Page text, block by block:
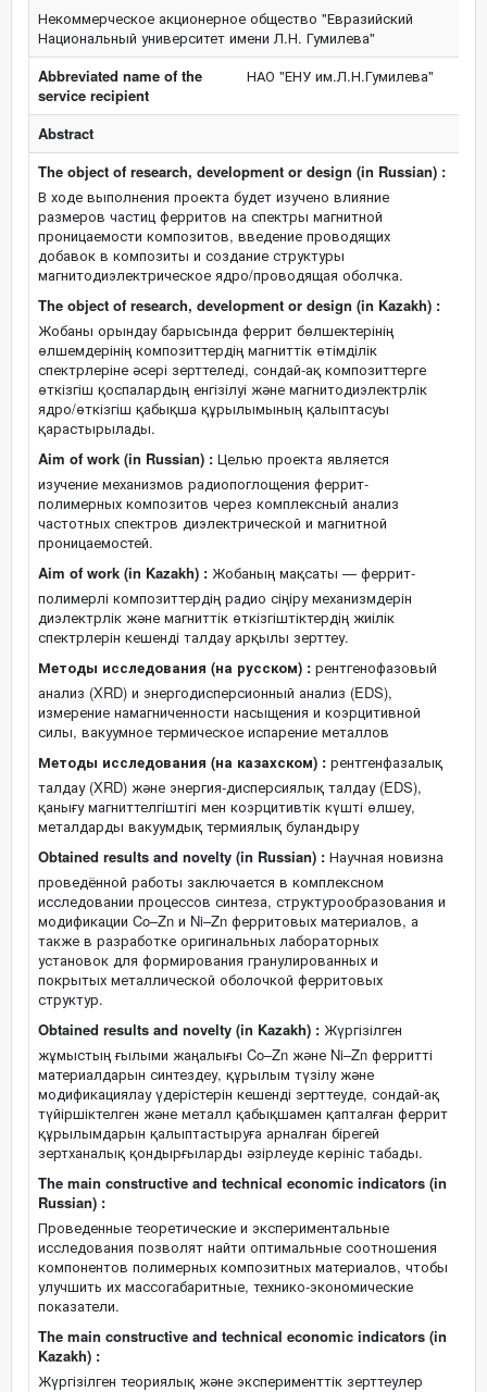
Некоммерческое акционерное общество "Евразийский
Национальный университет имени Л.Н. Гумилева"
Abbreviated name of the
service recipient
НАО "ЕНУ им.Л.Н.Гумилева"
Abstract
The object of research, development or design (in Russian) :
В ходе выполнения проекта будет изучено влияние
размеров частиц ферритов на спектры магнитной
проницаемости композитов, введение проводящих
добавок в композиты и создание структуры
магнитодиэлектрическое ядро/проводящая оболчка.
The object of research, development or design (in Kazakh) :
Жобаны орындау барысында феррит бөлшектерінің
өлшемдерінің композиттердің магниттік өтімділік
спектрлеріне әсері зерттеледі, сондай-ақ композиттерге
өткізгіш қоспалардың енгізілуі және магнитодиэлектрлік
ядро/өткізгіш қабықша құрылымының қалыптасуы
қарастырылады.
Aim of work (in Russian) : Целью проекта является
изучение механизмов радиопоглощения феррит-
полимерных композитов через комплексный анализ
частотных спектров диэлектрической и магнитной
проницаемостей.
Aim of work (in Kazakh) : Жобаның мақсаты — феррит-
полимерлі композиттердің радио сіңіру механизмдерін
диэлектрлік және магниттік өткізгіштіктердің жиілік
спектрлерін кешенді талдау арқылы зерттеу.
Методы исследования (на русском) : рентгенофазовый
анализ (XRD) и энергодисперсионный анализ (EDS),
измерение намагниченности насыщения и коэрцитивной
силы, вакуумное термическое испарение металлов
Методы исследования (на казахском) : рентгенфазалық
талдау (XRD) және энергия-дисперсиялық талдау (EDS),
қанығу магниттелгіштігі мен коэрцитивтік күшті өлшеу,
металдарды вакуумдық термиялық буландыру
Obtained results and novelty (in Russian) : Научная новизна
проведённой работы заключается в комплексном
исследовании процессов синтеза, структурообразования и
модификации Co–Zn и Ni–Zn ферритовых материалов, а
также в разработке оригинальных лабораторных
установок для формирования гранулированных и
покрытых металлической оболочкой ферритовых
структур.
Obtained results and novelty (in Kazakh) : Жүргізілген
жұмыстың ғылыми жаңалығы Co–Zn және Ni–Zn ферритті
материалдарын синтездеу, құрылым түзілу және
модификациялау үдерістерін кешенді зерттеуде, сондай-ақ
түйіршіктелген және металл қабықшамен қапталған феррит
құрылымдарын қалыптастыруға арналған бірегей
зертханалық қондырғыларды әзірлеуде көрініс табады.
The main constructive and technical economic indicators (in
Russian) :
Проведенные теоретические и экспериментальные
исследования позволят найти оптимальные соотношения
компонентов полимерных композитных материалов, чтобы
улучшить их массогабаритные, технико-экономические
показатели.
The main constructive and technical economic indicators (in
Kazakh) :
Жүргізілген теориялық және эксперименттік зерттеулер